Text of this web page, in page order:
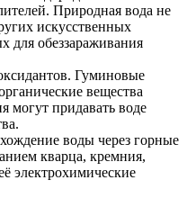
Природная вода не
искусственных
для обеззараживания
Гуминовые
вещества
могут придавать воде
воды через горные
кварца, кремния,
электрохимические